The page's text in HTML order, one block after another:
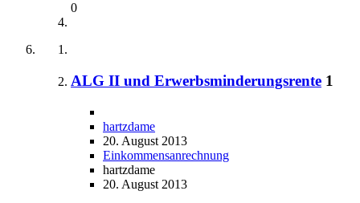
0
ALG II und Erwerbsminderungsrente 1
hartzdame
20. August 2013
Einkommensanrechnung
hartzdame
20. August 2013